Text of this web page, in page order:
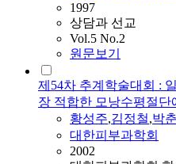
1997
상담과 선교
Vol.5 No.2
원문보기
제54차 추계학술대회 :
장 적합한 모낭수평절단
황성주,김정철,박
대한피부과학회
2002